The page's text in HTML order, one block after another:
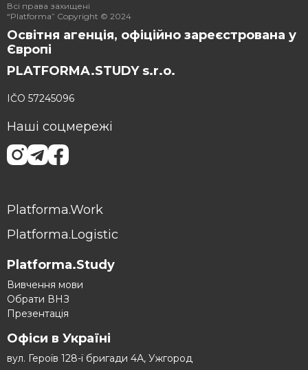
Всі права захищені
“Platforma” Copyright © 2024
Освітня агенція, офіційно зареєстрована у
Європі
PLATFORMA.STUDY s.r.o.
IČO 57245096
Platforma.Study
Вивчення мови
Обрати ВНЗ
Презентація
Офіси в Україні
вул. Героїв 128-ї бригади 4А, Ужгород
Platforma.Work
Platforma.Logistic
Наші соцмережі